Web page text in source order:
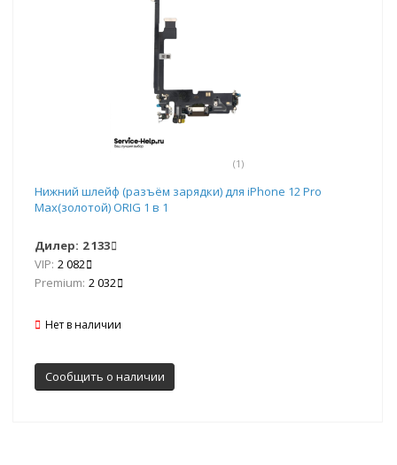
(1)
Нижний шлейф (разъём зарядки) для iPhone 12 Pro
Max(золотой) ORIG 1 в 1
Дилер: 2 133
VIP: 2 082
Premium: 2 032
Нет в наличии
Сообщить о наличии